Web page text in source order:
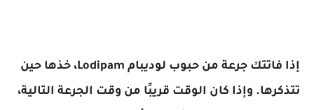
إذا فاتتك جرعة من حبوب لوديبام Lodipam، خذها حين
تتذكرها. وإذا كان الوقت قريبًا من وقت الجرعة التالية،